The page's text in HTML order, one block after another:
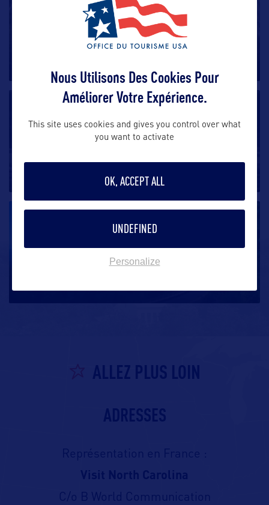
Stone Mountain State Park
Stone Mountain State Park offre une multitude
Latta Plantation Nature Preserve
Latta Plantation Nature Center est situé à
Blue Ridge Parkway
ALLEZ PLUS LOIN
ADRESSES
Représentation en France :
C/o B World Communication
Nous Utilisons Des Cookies Pour
Améliorer Votre Expérience.
This site uses cookies and gives you control over what
you want to activate
OK, ACCEPT ALL
UNDEFINED
Personalize